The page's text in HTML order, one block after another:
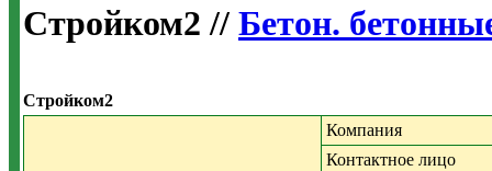
Стройком2 // Бетон.
Стройком2
Компания
Контактное лицо